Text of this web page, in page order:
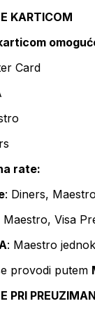
KARTICOM
Card
rate:
: Diners,
Maestro, Visa
: Maestro
provodi putem
PRI